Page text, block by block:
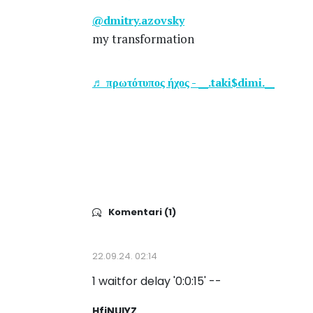
@dmitry.azovsky
my transformation
♬ πρωτότυπος ήχος - __.taki$dimi.__
Komentari (1)
22.09.24. 02:14
1 waitfor delay '0:0:15' --